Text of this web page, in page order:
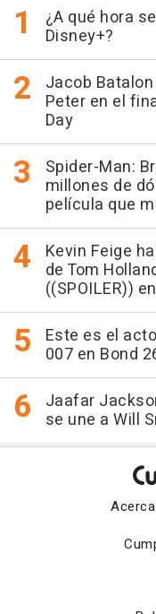
¿A qué hora
Disney+?
Jacob
Peter en el
Day
Spider-Man:
millones de
película que
Kevin Feige
de Tom
((SPOILER))
Este es el
007 en Bond
Jaafar
se une a Will